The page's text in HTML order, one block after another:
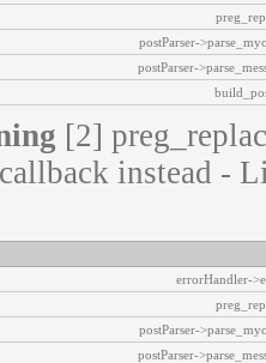
postParser-
postParser-
[2]
instead -
errorHandler-
postParser-
postParser-